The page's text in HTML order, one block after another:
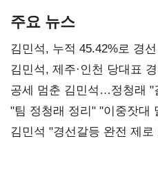
주요 뉴스
김민석, 누적 45.42%로 경
0.86%p(2보)
김민석, 제주·인천 당대표
공세 멈춘 김민석…정청래 "
"팀 정청래 정리" "이중잣대
다툼 격화
김민석 "경선갈등 완전 제